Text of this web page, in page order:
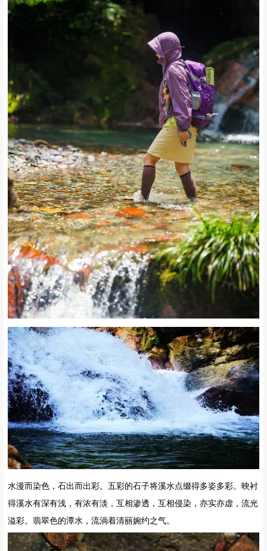
水漫而染色，石出而出彩。五彩的石子将溪水点缀得多姿多彩。映衬
得溪水有深有浅，有浓有淡，互相渗透，互相侵染，亦实亦虚，流光
溢彩。翡翠色的潭水，流淌着清丽婉约之气。